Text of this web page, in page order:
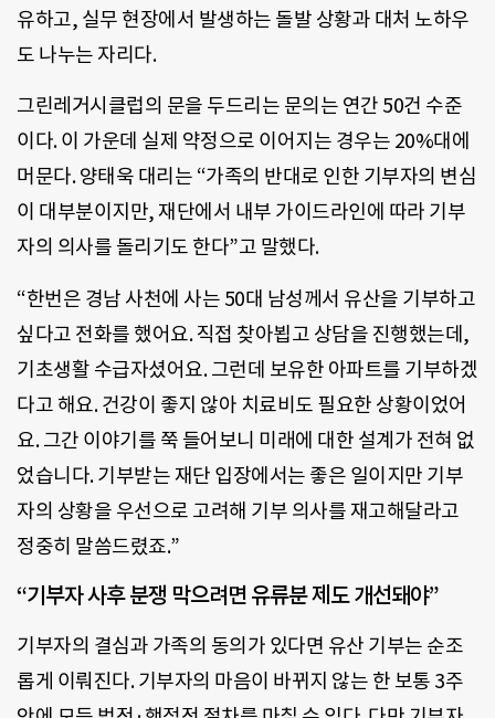
유하고, 실무 현장에서 발생하는 돌발 상황과 대처 노하우
도 나누는 자리다.
그린레거시클럽의 문을 두드리는 문의는 연간 50건 수준
이다. 이 가운데 실제 약정으로 이어지는 경우는 20%대에
머문다. 양태욱 대리는 “가족의 반대로 인한 기부자의 변심
이 대부분이지만, 재단에서 내부 가이드라인에 따라 기부
자의 의사를 돌리기도 한다”고 말했다.
“한번은 경남 사천에 사는 50대 남성께서 유산을 기부하고
싶다고 전화를 했어요. 직접 찾아뵙고 상담을 진행했는데,
기초생활 수급자셨어요. 그런데 보유한 아파트를 기부하겠
다고 해요. 건강이 좋지 않아 치료비도 필요한 상황이었어
요. 그간 이야기를 쭉 들어보니 미래에 대한 설계가 전혀 없
었습니다. 기부받는 재단 입장에서는 좋은 일이지만 기부
자의 상황을 우선으로 고려해 기부 의사를 재고해달라고
정중히 말씀드렸죠.”
“기부자 사후 분쟁 막으려면 유류분 제도 개선돼야”
기부자의 결심과 가족의 동의가 있다면 유산 기부는 순조
롭게 이뤄진다. 기부자의 마음이 바뀌지 않는 한 보통 3주